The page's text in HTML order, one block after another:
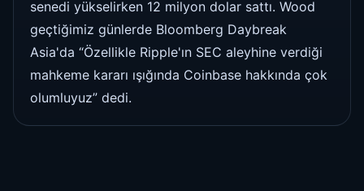
senedi yükselirken 12 milyon dolar sattı. Wood
geçtiğimiz günlerde Bloomberg Daybreak
Asia'da “Özellikle Ripple'ın SEC aleyhine verdiği
mahkeme kararı ışığında Coinbase hakkında çok
olumluyuz” dedi.